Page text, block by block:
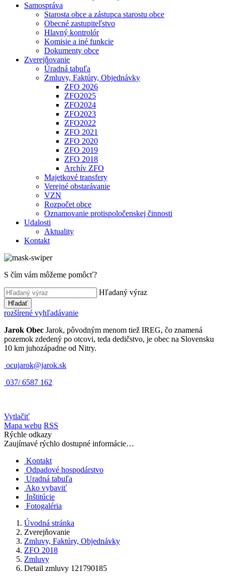
Samospráva
Starosta obce a zástupca starostu obce
Obecné zastupiteľstvo
Hlavný kontrolór
Komisie a iné funkcie
Dokumenty obce
Zverejňovanie
Úradná tabuľa
Zmluvy, Faktúry, Objednávky
ZFO 2026
ZFO2025
ZFO2024
ZFO2023
ZFO2022
ZFO 2021
ZFO 2020
ZFO 2019
ZFO 2018
Archív ZFO
Majetkové transfery
Verejné obstarávanie
VZN
Rozpočet obce
Oznamovanie protispoločenskej činnosti
Udalosti
Aktuality
Kontakt
S čím vám môžeme pomôcť?
Hľadaný výraz
Hľadať
rozšírené vyhľadávanie
Jarok Obec Jarok, pôvodným menom tiež IREG, čo znamená
pozemok zdedený po otcovi, teda dedičstvo, je obec na Slovensku
10 km juhozápadne od Nitry.
ocujarok@jarok.sk
037/ 6587 162
Vytlačiť
Mapa webu RSS
Rýchle odkazy
Zaujímavé rýchlo dostupné informácie…
Kontakt
Odpadové hospodárstvo
Uradná tabuľa
Ako vybaviť
Inštitúcie
Fotogaléria
Úvodná stránka
Zverejňovanie
Zmluvy, Faktúry, Objednávky
ZFO 2018
Zmluvy
Detail zmluvy 121790185